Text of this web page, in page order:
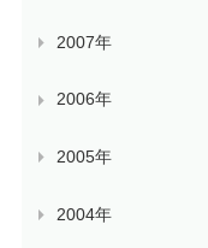
2007年
2006年
2005年
2004年